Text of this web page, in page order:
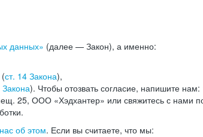
данных» (далее — Закон), а именно:
ст. 14 Закона),
Закона). Чтобы отозвать согласие, напишите
25, ООО «Хэдхантер» или свяжитесь с нами
об этом. Если вы считаете, что мы: